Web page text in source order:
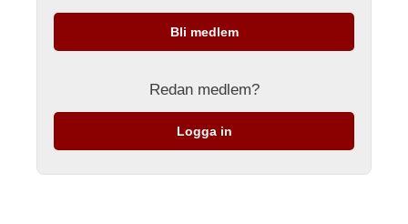
Bli medlem
Redan medlem?
Logga in